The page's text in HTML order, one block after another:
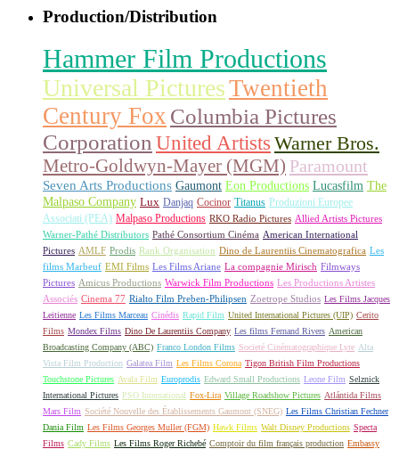
Production/Distribution
Hammer Film Productions
Universal PicturesTwentieth
Century Fox Columbia Pictures
Corporation United Artists Warner Bros.
Metro-Goldwyn-Mayer (MGM) Paramount
Seven Arts Productions Gaumont Eon Productions Lucasfilm The
Malpaso Company Lux Danjaq Cocinor Titanus Produzioni Europee
Associati (PEA) Malpaso Productions RKO Radio Pictures Allied Artists Pictures
Warner-Pathé Distributors Pathé Consortium Cinéma American International
Pictures AMLF Prodis Rank Organisation Dino de Laurentiis Cinematografica Les
films Marbeuf EMI Films Les Films Ariane La compagnie Mirisch Filmways
Pictures Amicus Productions Warwick Film Productions Les Productions Artistes
Associés Cinema 77 Rialto Film Preben-Philipsen Zoetrope Studios Les Films Jacques
Leitienne Les Films Marceau Cinédis Rapid Film United International Pictures (UIP) Cerito
Films Mondex Films Dino De Laurentiis Company Les films Fernand Rivers American
Broadcasting Company (ABC) Franco London Films Societé Cinématographique Lyre Alta
Vista Film Production Galatea Film Les Films Corona Tigon British Film Productions
Touchstone Pictures Avala Film Europrodis Edward Small Productions Leone Film Selznick
International Pictures PSO International Fox-Lira Village Roadshow Pictures Atlántida Films
Mars Film Société Nouvelle des Établissements Gaumont (SNEG) Les Films Christian Fechner
Dania Film Les Films Georges Muller (FGM) Hawk Films Walt Disney Productions Specta
Films Cady Films Les Films Roger Richebé Comptoir du film français production Embassy